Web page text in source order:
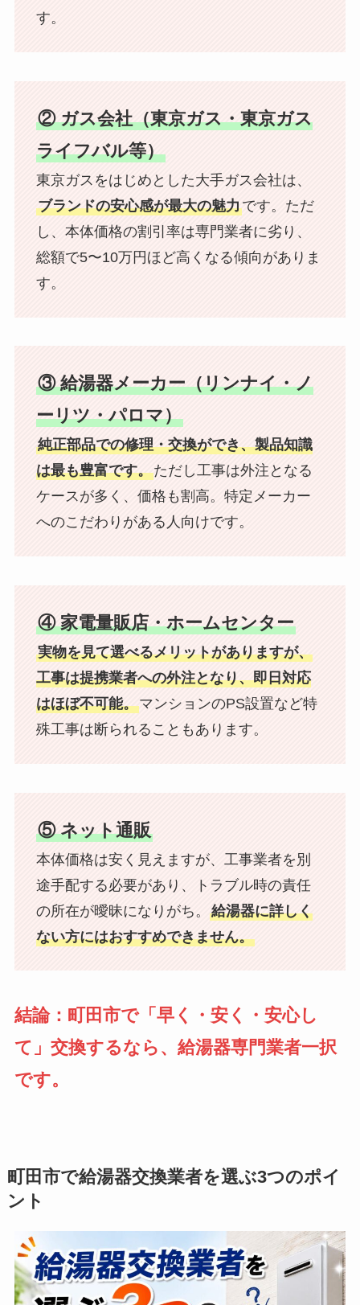
す。
② ガス会社（東京ガス・東京ガス
ライフバル等）
東京ガスをはじめとした大手ガス会社は、
ブランドの安心感が最大の魅力です。ただ
し、本体価格の割引率は専門業者に劣り、
総額で5〜10万円ほど高くなる傾向がありま
す。
③ 給湯器メーカー（リンナイ・ノ
ーリツ・パロマ）
純正部品での修理・交換ができ、製品知識
は最も豊富です。ただし工事は外注となる
ケースが多く、価格も割高。特定メーカー
へのこだわりがある人向けです。
④ 家電量販店・ホームセンター
実物を見て選べるメリットがありますが、
工事は提携業者への外注となり、即日対応
はほぼ不可能。マンションのPS設置など特
殊工事は断られることもあります。
⑤ ネット通販
本体価格は安く見えますが、工事業者を別
途手配する必要があり、トラブル時の責任
の所在が曖昧になりがち。 給湯器に詳しく
ない方にはおすすめできません。
結論：町田市で「早く・安く・安心し
て」交換するなら、給湯器専門業者一択
です。
町田市で給湯器交換業者を選ぶ3つのポイ
ント